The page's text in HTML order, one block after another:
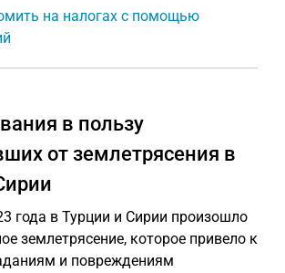
на налогах с помощью
в пользу
от землетрясения в
года в Турции и Сирии произошло
землетрясение, которое привело к
и повреждениям